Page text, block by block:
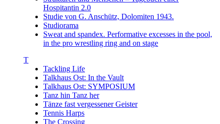
Hospitantin 2.0
Studie von G. Anschütz, Dolomiten 1943.
Studiorama
Sweat and spandex. Performative excesses in the pool,
in the pro wrestling ring and on stage
T
Tackling Life
Talkhaus Ost: In the Vault
Talkhaus Ost: SYMPOSIUM
Tanz hin Tanz her
Tänze fast vergessener Geister
Tennis Harps
The Crossing